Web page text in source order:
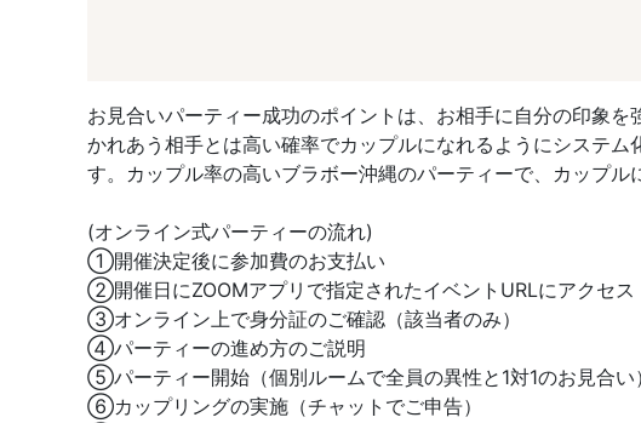
お見合いパーティー成功のポイントは、お相手に自分の印象
かれあう相手とは高い確率でカップルになれるようにシステ
す。カップル率の高いブラボー沖縄のパーティーで、カップ
(オンライン式パーティーの流れ)
①開催決定後に参加費のお支払い
②開催日にZOOMアプリで指定されたイベントURLにアクセス
③オンライン上で身分証のご確認（該当者のみ）
④パーティーの進め方のご説明
⑤パーティー開始（個別ルームで全員の異性と1対1のお見合い）
⑥カップリングの実施（チャットでご申告）